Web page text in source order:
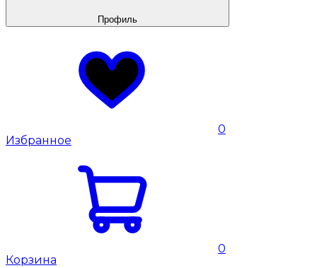
Профиль
0
Избранное
0
Корзина